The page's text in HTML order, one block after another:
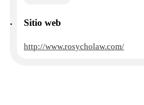
Sitio web
http://www.rosycholaw.com/